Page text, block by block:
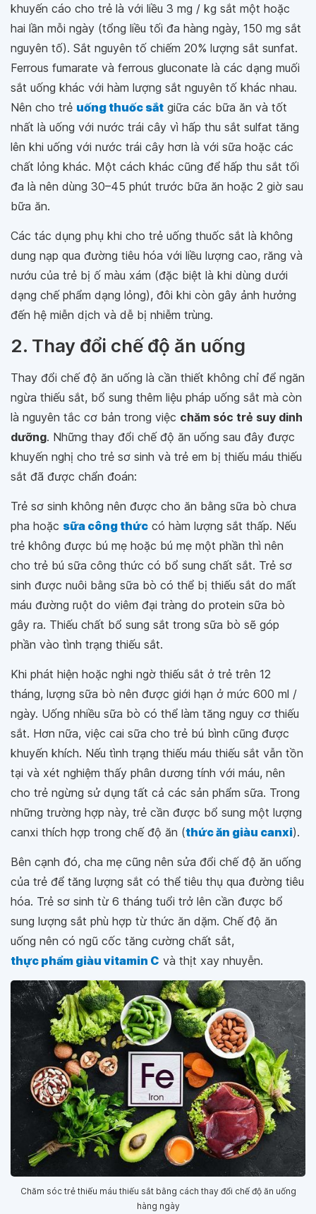
khuyến cáo cho trẻ là với liều 3 mg / kg sắt một hoặc
hai lần mỗi ngày (tổng liều tối đa hàng ngày, 150 mg sắt
nguyên tố). Sắt nguyên tố chiếm 20% lượng sắt sunfat.
Ferrous fumarate và ferrous gluconate là các dạng muối
sắt uống khác với hàm lượng sắt nguyên tố khác nhau.
Nên cho trẻ uống thuốc sắt giữa các bữa ăn và tốt
nhất là uống với nước trái cây vì hấp thu sắt sulfat tăng
lên khi uống với nước trái cây hơn là với sữa hoặc các
chất lỏng khác. Một cách khác cũng để hấp thu sắt tối
đa là nên dùng 30–45 phút trước bữa ăn hoặc 2 giờ sau
bữa ăn.
Các tác dụng phụ khi cho trẻ uống thuốc sắt là không
dung nạp qua đường tiêu hóa với liều lượng cao, răng và
nướu của trẻ bị ố màu xám (đặc biệt là khi dùng dưới
dạng chế phẩm dạng lỏng), đôi khi còn gây ảnh hưởng
đến hệ miễn dịch và dễ bị nhiễm trùng.
2. Thay đổi chế độ ăn uống
Thay đổi chế độ ăn uống là cần thiết không chỉ để ngăn
ngừa thiếu sắt, bổ sung thêm liệu pháp uống sắt mà còn
là nguyên tắc cơ bản trong việc chăm sóc trẻ suy dinh
dưỡng. Những thay đổi chế độ ăn uống sau đây được
khuyến nghị cho trẻ sơ sinh và trẻ em bị thiếu máu thiếu
sắt đã được chẩn đoán:
Trẻ sơ sinh không nên được cho ăn bằng sữa bò chưa
pha hoặc sữa công thức có hàm lượng sắt thấp. Nếu
trẻ không được bú mẹ hoặc bú mẹ một phần thì nên
cho trẻ bú sữa công thức có bổ sung chất sắt. Trẻ sơ
sinh được nuôi bằng sữa bò có thể bị thiếu sắt do mất
máu đường ruột do viêm đại tràng do protein sữa bò
gây ra. Thiếu chất bổ sung sắt trong sữa bò sẽ góp
phần vào tình trạng thiếu sắt.
Khi phát hiện hoặc nghi ngờ thiếu sắt ở trẻ trên 12
tháng, lượng sữa bò nên được giới hạn ở mức 600 ml /
ngày. Uống nhiều sữa bò có thể làm tăng nguy cơ thiếu
sắt. Hơn nữa, việc cai sữa cho trẻ bú bình cũng được
khuyến khích. Nếu tình trạng thiếu máu thiếu sắt vẫn tồn
tại và xét nghiệm thấy phân dương tính với máu, nên
cho trẻ ngừng sử dụng tất cả các sản phẩm sữa. Trong
những trường hợp này, trẻ cần được bổ sung một lượng
canxi thích hợp trong chế độ ăn (thức ăn giàu canxi).
Bên cạnh đó, cha mẹ cũng nên sửa đổi chế độ ăn uống
của trẻ để tăng lượng sắt có thể tiêu thụ qua đường tiêu
hóa. Trẻ sơ sinh từ 6 tháng tuổi trở lên cần được bổ
sung lượng sắt phù hợp từ thức ăn dặm. Chế độ ăn
uống nên có ngũ cốc tăng cường chất sắt,
thực phẩm giàu vitamin C và thịt xay nhuyễn.
Chăm sóc trẻ thiếu máu thiếu sắt bằng cách thay đổi chế độ ăn uống
hàng ngày